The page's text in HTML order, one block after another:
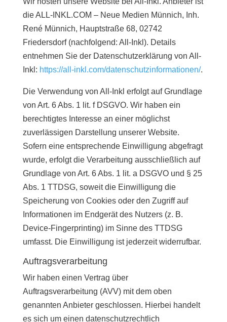
die ALL-INKL.COM – Neue Medien Münnich, Inh.
René Münnich, Hauptstraße 68, 02742
Friedersdorf (nachfolgend: All-Inkl). Details
entnehmen Sie der Datenschutzerklärung von All-
Inkl: https://all-inkl.com/datenschutzinformationen/.
Die Verwendung von All-Inkl erfolgt auf Grundlage
von Art. 6 Abs. 1 lit. f DSGVO. Wir haben ein
berechtigtes Interesse an einer möglichst
zuverlässigen Darstellung unserer Website.
Sofern eine entsprechende Einwilligung abgefragt
wurde, erfolgt die Verarbeitung ausschließlich auf
Grundlage von Art. 6 Abs. 1 lit. a DSGVO und § 25
Abs. 1 TTDSG, soweit die Einwilligung die
Speicherung von Cookies oder den Zugriff auf
Informationen im Endgerät des Nutzers (z. B.
Device-Fingerprinting) im Sinne des TTDSG
umfasst. Die Einwilligung ist jederzeit widerrufbar.
Auftragsverarbeitung
Wir haben einen Vertrag über
Auftragsverarbeitung (AVV) mit dem oben
genannten Anbieter geschlossen. Hierbei handelt
es sich um einen datenschutzrechtlich